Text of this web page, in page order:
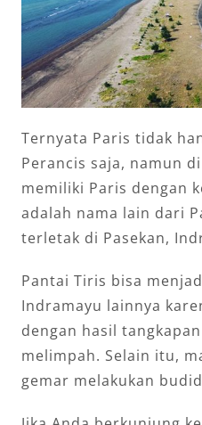
Ternyata Paris tidak
Perancis saja, namun
memiliki Paris dengan
adalah nama lain dari
terletak di Pasekan,
Pantai Tiris bisa
Indramayu lainnya
dengan hasil
melimpah. Selain itu,
gemar melakukan